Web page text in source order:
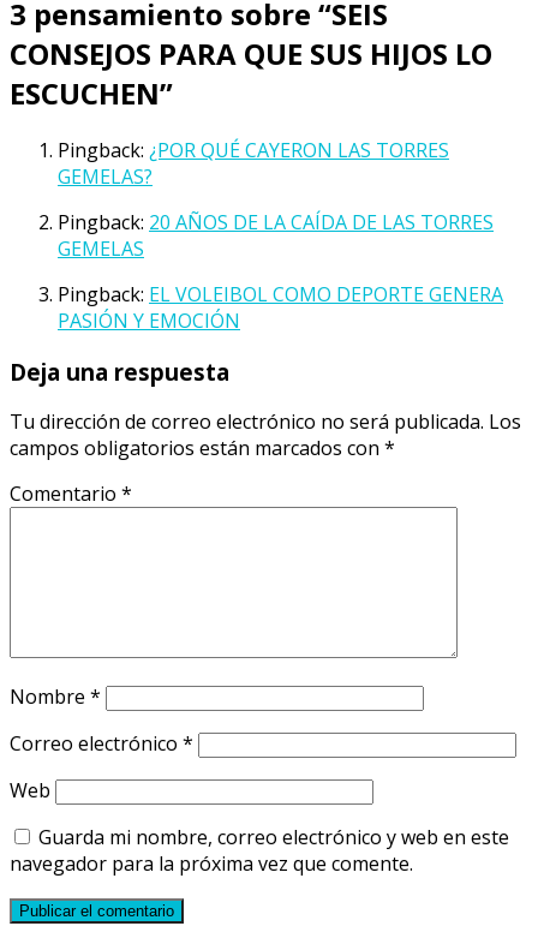
3 pensamiento sobre “SEIS
CONSEJOS PARA QUE SUS HIJOS LO
ESCUCHEN”
Pingback: ¿POR QUÉ CAYERON LAS TORRES
GEMELAS?
Pingback: 20 AÑOS DE LA CAÍDA DE LAS TORRES
GEMELAS
Pingback: EL VOLEIBOL COMO DEPORTE GENERA
PASIÓN Y EMOCIÓN
Deja una respuesta
Tu dirección de correo electrónico no será publicada. Los
campos obligatorios están marcados con *
Comentario *
Nombre *
Correo electrónico *
Web
Guarda mi nombre, correo electrónico y web en este
navegador para la próxima vez que comente.